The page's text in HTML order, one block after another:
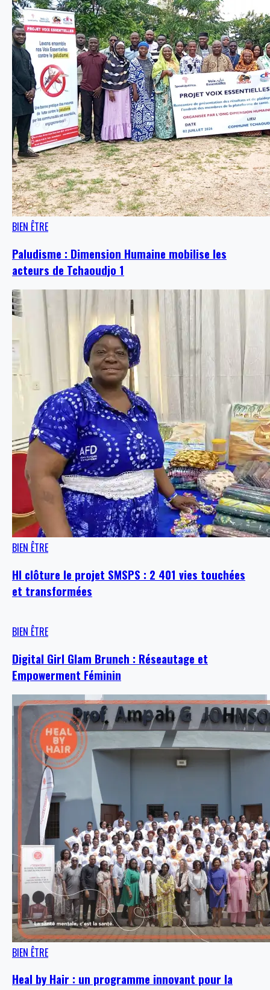
BIEN ÊTRE
Paludisme : Dimension Humaine mobilise les
acteurs de Tchaoudjo 1
BIEN ÊTRE
HI clôture le projet SMSPS : 2 401 vies touchées
et transformées
BIEN ÊTRE
Digital Girl Glam Brunch : Réseautage et
Empowerment Féminin
BIEN ÊTRE
Heal by Hair : un programme innovant pour la